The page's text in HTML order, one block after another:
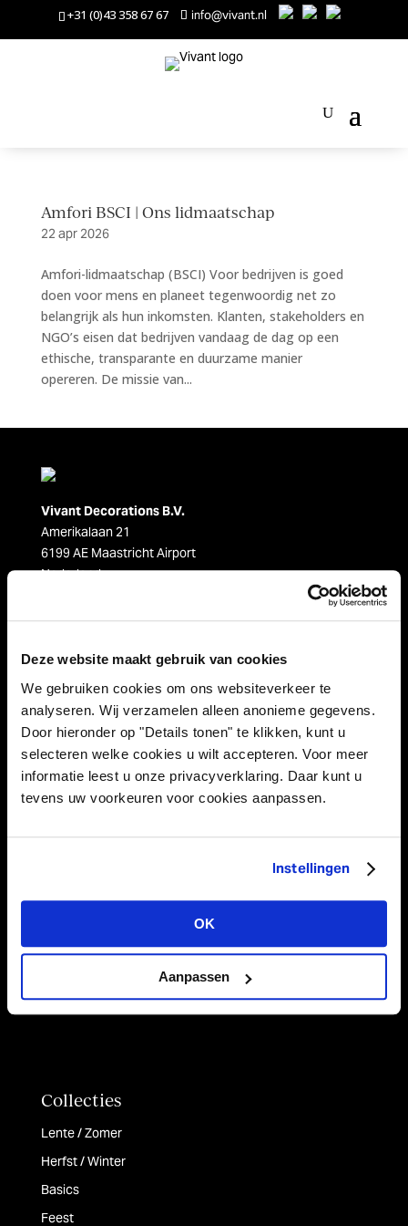
Deze website maakt gebruik van cookies
We gebruiken cookies om ons websiteverkeer te
analyseren. Wij verzamelen alleen anonieme gegevens.
Door hieronder op "Details tonen" te klikken, kunt u
selecteren welke cookies u wilt accepteren. Voor meer
informatie leest u onze privacyverklaring. Daar kunt u
tevens uw voorkeuren voor cookies aanpassen.
Instellingen
OK
Aanpassen
+31 (0)43 358 67 67 info@vivant.nl
Amfori BSCI | Ons lidmaatschap
22 apr 2026
Amfori-lidmaatschap (BSCI) Voor bedrijven is goed
doen voor mens en planeet tegenwoordig net zo
belangrijk als hun inkomsten. Klanten, stakeholders en
NGO’s eisen dat bedrijven vandaag de dag op een
ethische, transparante en duurzame manier
opereren. De missie van...
Vivant Decorations B.V.
Amerikalaan 21
6199 AE Maastricht Airport
Nederland
Productcategorieën
Decoraties
Tassen & Doosjes
Collecties
Lente / Zomer
Herfst / Winter
Basics
Feest